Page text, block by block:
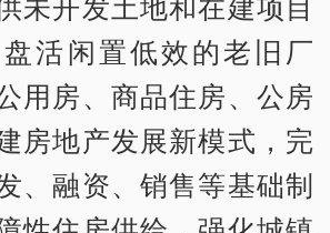
活闲置低效的老旧厂
用房、商品住房、公房
房地产发展新模式，完
、融资、销售等基础制